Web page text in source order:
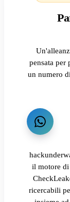
pensata per
un numero
il motore
ricercabili